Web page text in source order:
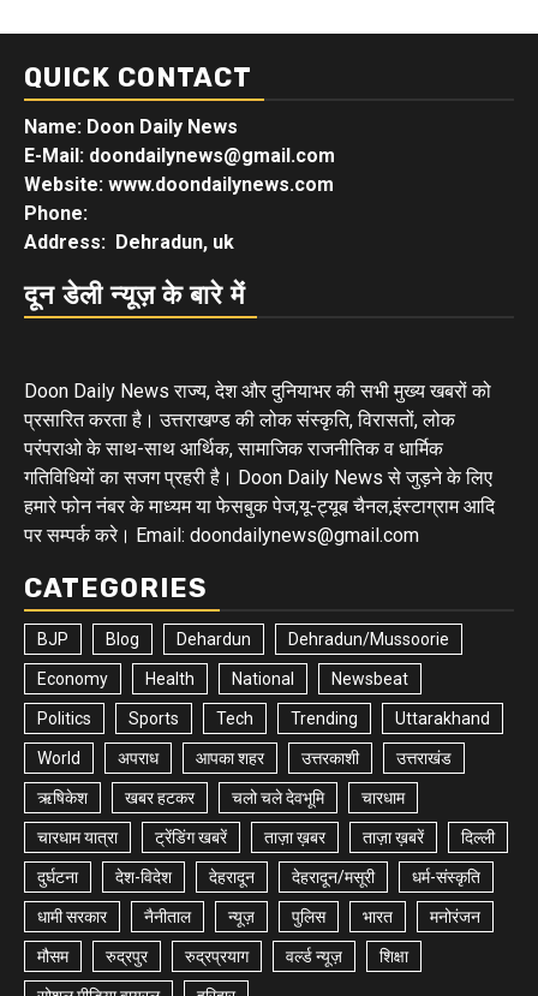
QUICK CONTACT
Name: Doon Daily News
E-Mail: doondailynews@gmail.com
Website: www.doondailynews.com
Phone:
Address: Dehradun, uk
दून डेली न्यूज़ के बारे में
Doon Daily News राज्य, देश और दुनियाभर की सभी मुख्य खबरों को
प्रसारित करता है। उत्तराखण्ड की लोक संस्कृति, विरासतों, लोक
परंपराओ के साथ-साथ आर्थिक, सामाजिक राजनीतिक व धार्मिक
गतिविधियों का सजग प्रहरी है। Doon Daily News से जुड़ने के लिए
हमारे फोन नंबर के माध्यम या फेसबुक पेज,यू-ट्यूब चैनल,इंस्टाग्राम आदि
पर सम्पर्क करे। Email: doondailynews@gmail.com
CATEGORIES
BJP Blog Dehardun Dehradun/Mussoorie
Economy Health National Newsbeat
Politics Sports Tech Trending Uttarakhand
World अपराध आपका शहर उत्तरकाशी उत्तराखंड
ऋषिकेश खबर हटकर चलो चले देवभूमि चारधाम
चारधाम यात्रा ट्रेंडिंग खबरें ताज़ा ख़बर ताज़ा ख़बरें दिल्ली
दुर्घटना देश-विदेश देहरादून देहरादून/मसूरी धर्म-संस्कृति
धामी सरकार नैनीताल न्यूज़ पुलिस भारत मनोरंजन
मौसम रुद्रपुर रुद्रप्रयाग वर्ल्ड न्यूज़ शिक्षा